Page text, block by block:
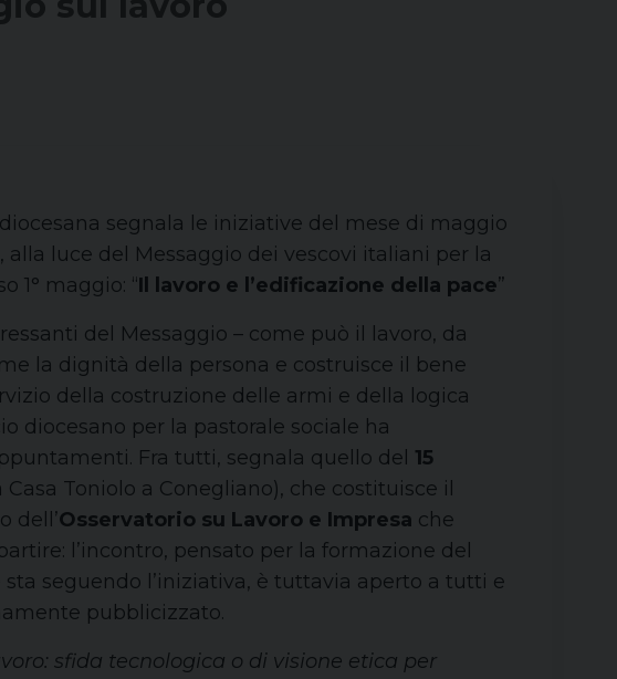
segnala le iniziative del mese di maggio
alla luce del Messaggio dei vescovi italiani per la
1° maggio: “Il lavoro e l’edificazione della pace”
del Messaggio – come può il lavoro, da
la dignità della persona e costruisce il bene
della costruzione delle armi e della logica
diocesano per la pastorale sociale ha
Fra tutti, segnala quello del 15
Casa Toniolo a Conegliano), che costituisce il
dell’Osservatorio su Lavoro e Impresa che
l’incontro, pensato per la formazione del
seguendo l’iniziativa, è tuttavia aperto a tutti e
pubblicizzato.
sfida tecnologica o di visione etica per